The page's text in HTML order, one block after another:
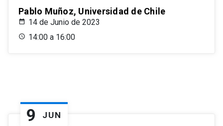
Pablo Muñoz, Universidad de Chile
14 de Junio de 2023
14:00 a 16:00
9 JUN